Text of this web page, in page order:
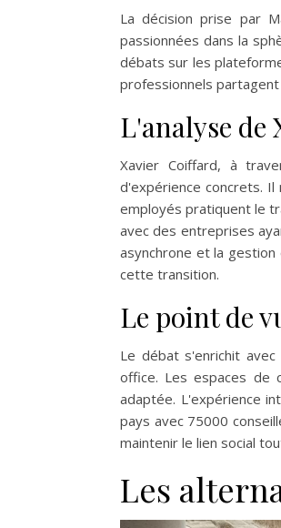
La décision prise par
passionnées dans la
débats sur les
professionnels
L'analyse de
Xavier Coiffard, à
d'expérience concrets.
employés pratiquent le
avec des entreprises
asynchrone et la
cette transition.
Le point de
Le débat s'enrichit
office. Les espaces de
adaptée. L'expérience
pays avec 75000
maintenir le lien social
Les